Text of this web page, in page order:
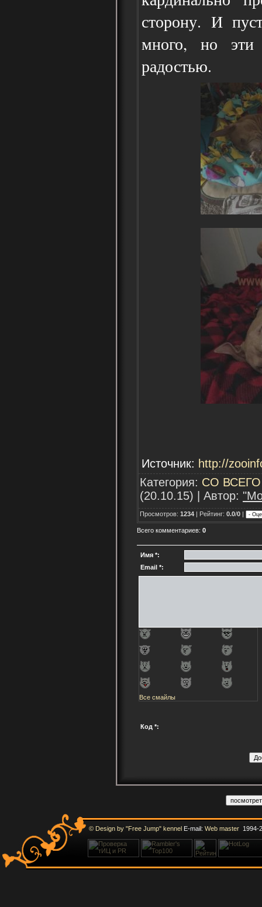
сторону. И
много, но эти
радостью.
Источник: http://
Категория: СО
(20.10.15) | Автор:
Просмотров: 1234 | Рейтинг: 0.0/0 |
Всего комментариев: 0
Имя *:
Email *:
Все смайлы
Код *:
© Design by "Free Jump" kennelE-mail: Web master1994-